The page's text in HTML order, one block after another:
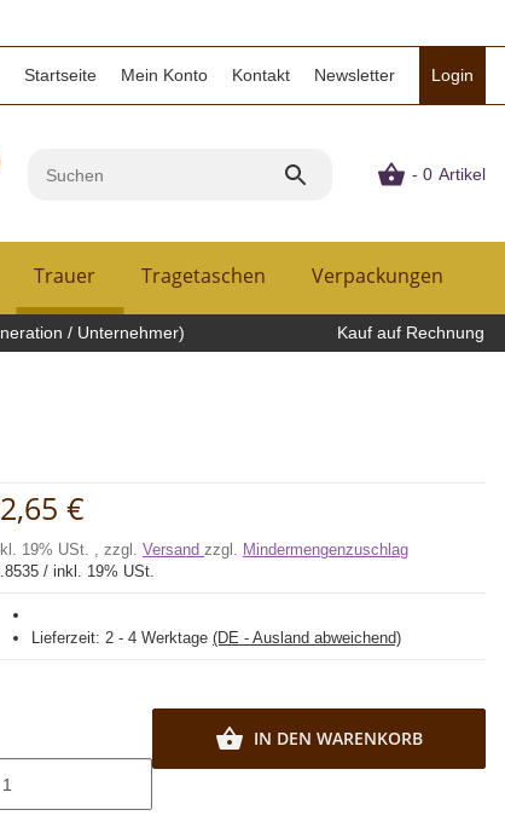
Startseite Mein Konto Kontakt Newsletter Login
- 0 Artikel
Trauer Tragetaschen Verpackungen
/ Unternehmer) Kauf auf Rechnung
Lieferzeit: 2 - 4 Werktage (DE - Ausland abweichend)
€
19% USt. , zzgl. Versand zzgl. Mindermengenzuschlag
/ inkl. 19% USt.
IN DEN WARENKORB